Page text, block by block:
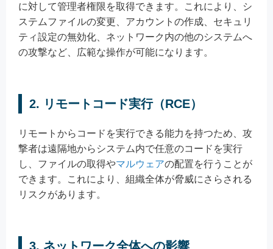
に対して管理者権限を取得できます。これにより、シ
ステムファイルの変更、アカウントの作成、セキュリ
ティ設定の無効化、ネットワーク内の他のシステムへ
の攻撃など、広範な操作が可能になります。
2. リモートコード実行（RCE）
リモートからコードを実行できる能力を持つため、攻
撃者は遠隔地からシステム内で任意のコードを実行
し、ファイルの取得やマルウェアの配置を行うことが
できます。これにより、組織全体が脅威にさらされる
リスクがあります。
3. ネットワーク全体への影響